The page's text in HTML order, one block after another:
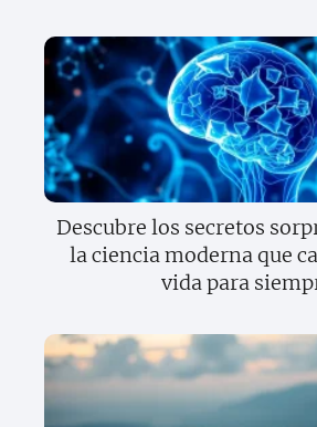
Descubre los secretos
la ciencia moderna que
vida para